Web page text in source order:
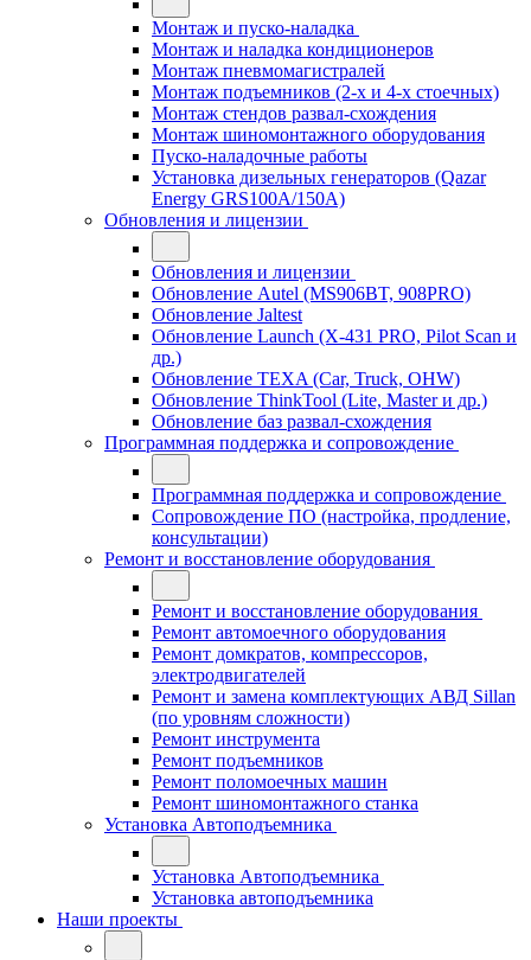
Монтаж и пуско-наладка
Монтаж и наладка кондиционеров
Монтаж пневмомагистралей
Монтаж подъемников (2-х и 4-х стоечных)
Монтаж стендов развал-схождения
Монтаж шиномонтажного оборудования
Пуско-наладочные работы
Установка дизельных генераторов (Qazar
Energy GRS100A/150A)
Обновления и лицензии
Обновления и лицензии
Обновление Autel (MS906BT, 908PRO)
Обновление Jaltest
Обновление Launch (X-431 PRO, Pilot Scan и
др.)
Обновление TEXA (Car, Truck, OHW)
Обновление ThinkTool (Lite, Master и др.)
Обновление баз развал-схождения
Программная поддержка и сопровождение
Программная поддержка и сопровождение
Сопровождение ПО (настройка, продление,
консультации)
Ремонт и восстановление оборудования
Ремонт и восстановление оборудования
Ремонт автомоечного оборудования
Ремонт домкратов, компрессоров,
электродвигателей
Ремонт и замена комплектующих АВД Sillan
(по уровням сложности)
Ремонт инструмента
Ремонт подъемников
Ремонт поломоечных машин
Ремонт шиномонтажного станка
Установка Автоподъемника
Установка Автоподъемника
Установка автоподъемника
Наши проекты